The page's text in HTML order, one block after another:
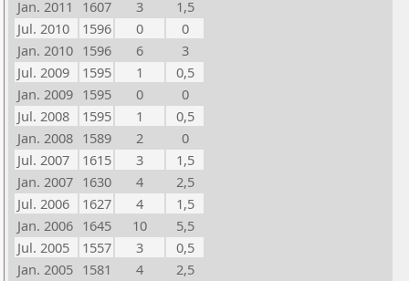
Jan. 2011
1607 3
1,5
Jul. 2010
1596 0
0
Jan. 2010 1596 6
3
Jul. 2009
1595 1
0,5
Jan. 2009 1595 0
0
Jul. 2008
1595 1
0,5
Jan. 2008 1589 2
0
Jul. 2007
1615 3
1,5
Jan. 2007 1630 4
2,5
Jul. 2006
1627 4
1,5
Jan. 2006 1645 10
5,5
Jul. 2005
1557 3
0,5
Jan. 2005 1581 4
2,5